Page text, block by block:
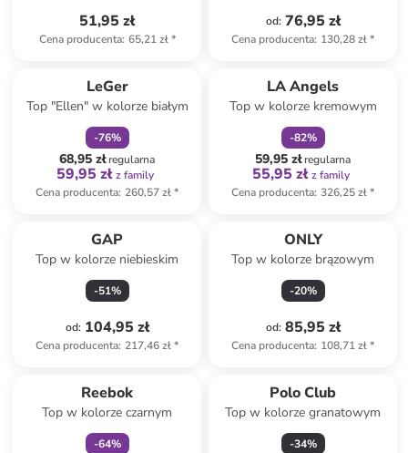
51,95 zł
Cena producenta: 65,21 zł*
od: 76,95 zł
Cena producenta: 130,28 zł*
LeGer
Top "Ellen" w kolorze białym
-76%
68,95 złregularna
59,95 zł z family
Cena producenta: 260,57 zł*
LA Angels
Top w kolorze kremowym
-82%
59,95 złregularna
55,95 zł z family
Cena producenta: 326,25 zł*
GAP
Top w kolorze niebieskim
-51%
od: 104,95 zł
Cena producenta: 217,46 zł*
ONLY
Top w kolorze brązowym
-20%
od: 85,95 zł
Cena producenta: 108,71 zł*
Reebok
Top w kolorze czarnym
-64%
Polo Club
Top w kolorze granatowym
-34%